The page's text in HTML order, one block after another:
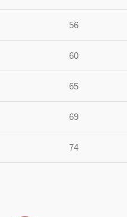
56
60
65
69
74